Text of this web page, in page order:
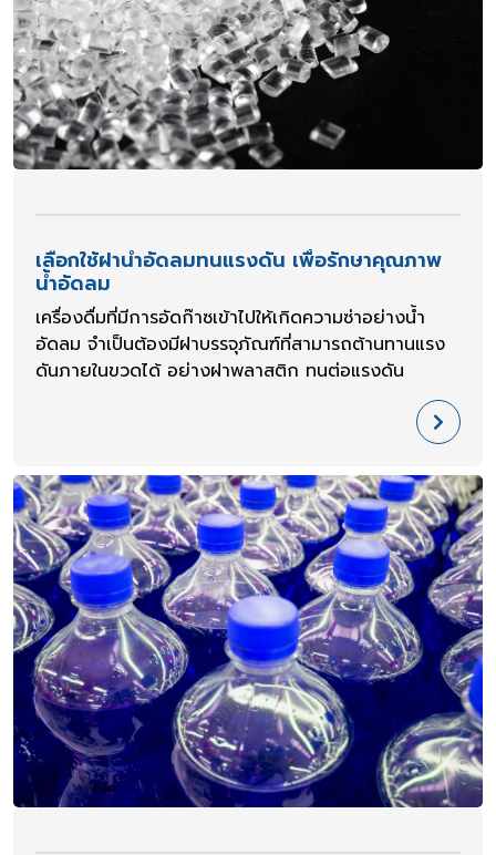
เลือกใช้ฝาน้ำอัดลมทนแรงดัน เพื่อรักษาคุณภาพ
น้ำอัดลม
เครื่องดื่มที่มีการอัดก๊าซเข้าไปให้เกิดความซ่าอย่างน้ำ
อัดลม จำเป็นต้องมีฝาบรรจุภัณฑ์ที่สามารถต้านทานแรง
ดันภายในขวดได้ อย่างฝาพลาสติก ทนต่อแรงดัน